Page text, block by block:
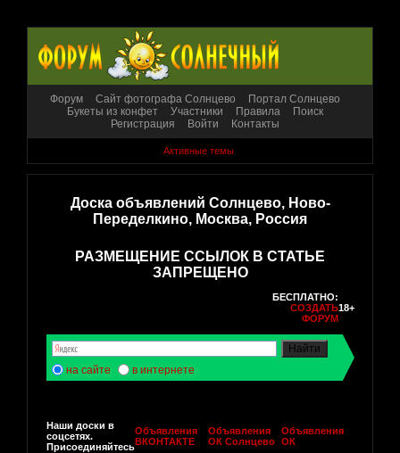
Форум Сайт фотографа Солнцево
Портал Солнцево
Букеты из конфет
Участники Правила
Поиск
Регистрация
Войти Контакты
Активные темы
Доска объявлений Солнцево, Ново-
Переделкино, Москва, Россия
РАЗМЕЩЕНИЕ ССЫЛОК В СТАТЬЕ
ЗАПРЕЩЕНО
БЕСПЛАТНО:
СОЗДАТЬ
ФОРУМ
18+
на сайте в интернете
Наши доски в
соцсетях.
Присоединяйтесь
Объявления
ВКОНТАКТЕ
Объявления
ОК Солнцево
Объявления
ОК